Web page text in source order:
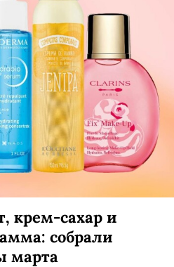
крем-сахар и
собрали
марта